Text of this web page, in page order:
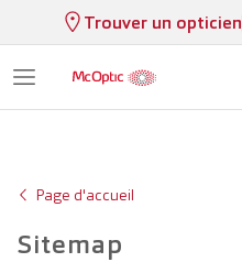
Trouver un opticien
Page d'accueil
Sitemap